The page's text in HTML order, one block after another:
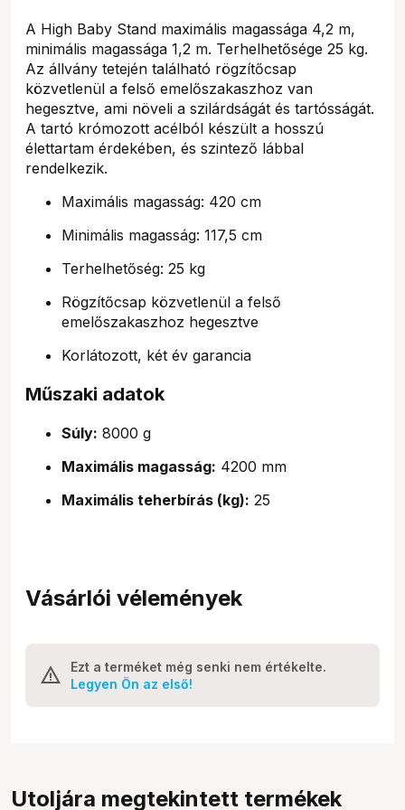
A High Baby Stand maximális magassága 4,2 m,
minimális magassága 1,2 m. Terhelhetősége 25 kg.
Az állvány tetején található rögzítőcsap
közvetlenül a felső emelőszakaszhoz van
hegesztve, ami növeli a szilárdságát és tartósságát.
A tartó krómozott acélból készült a hosszú
élettartam érdekében, és szintező lábbal
rendelkezik.
Maximális magasság: 420 cm
Minimális magasság: 117,5 cm
Terhelhetőség: 25 kg
Rögzítőcsap közvetlenül a felső
emelőszakaszhoz hegesztve
Korlátozott, két év garancia
Műszaki adatok
Súly: 8000 g
Maximális magasság: 4200 mm
Maximális teherbírás (kg): 25
Vásárlói vélemények
Ezt a terméket még senki nem értékelte.
Legyen Ön az első!
Utoljára megtekintett termékek